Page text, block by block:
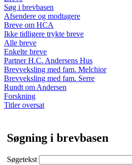
Søg i brevbasen
Afsendere og modtagere
Breve om HCA
Ikke tidligere trykte breve
Alle breve
Enkelte breve
Partner H.C. Andersens Hus
Brevveksling med fam. Melchior
Brevveksling med fam. Serre
Rundt om Andersen
Forskning
Titler oversat
Søgning i brevbasen
Søgetekst